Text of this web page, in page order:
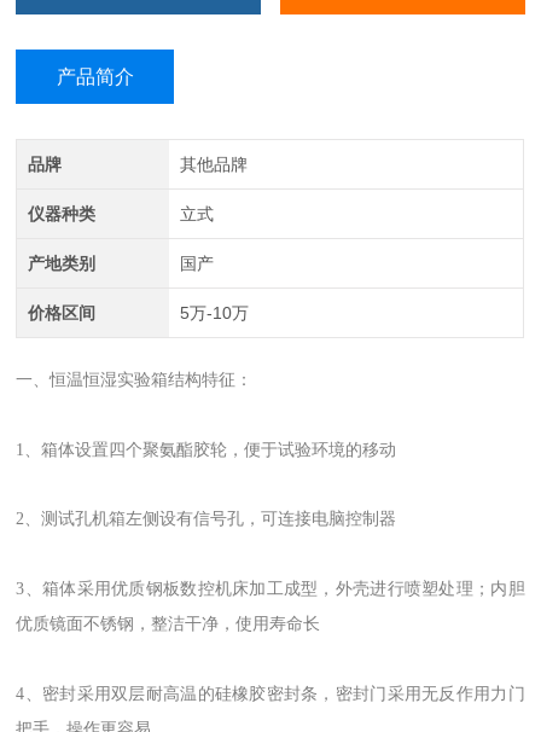
产品简介
品牌 其他品牌
仪器种类 立式
产地类别 国产
价格区间 5万-10万
一、恒温恒湿实验箱结构特征：
1、箱体设置四个聚氨酯胶轮，便于试验环境的移动
2、测试孔机箱左侧设有信号孔，可连接电脑控制器
3、箱体采用优质钢板数控机床加工成型，外壳进行喷塑处理；内胆
优质镜面不锈钢，整洁干净，使用寿命长
4、密封采用双层耐高温的硅橡胶密封条，密封门采用无反作用力门